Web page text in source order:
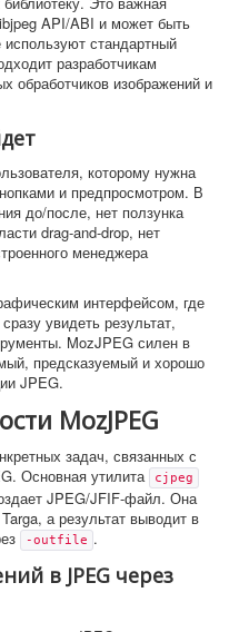
API/ABI и может быть
стандартный
разработчикам
обработчиков изображений и
которому нужна
и предпросмотром. В
до/после, нет ползунка
drag-and-drop, нет
менеджера
интерфейсом, где
увидеть результат,
MozJPEG силен в
предсказуемый и хорошо
JPEG.
MozJPEG
задач, связанных с
Основная утилита
cjpeg
JPEG/JFIF-файл. Она
а результат выводит в
-outfile .
в JPEG через